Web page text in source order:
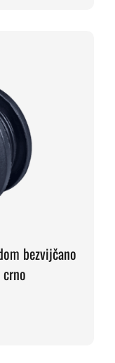
bezvijčano